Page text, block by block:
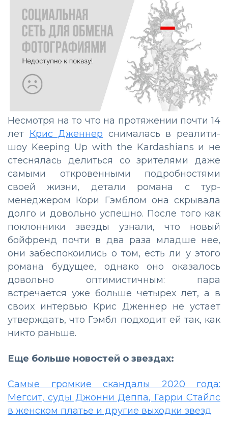
Несмотря на то что на протяжении почти 14
лет Крис Дженнер снималась в реалити-
шоу Keeping Up with the Kardashians и не
стеснялась делиться со зрителями даже
самыми откровенными подробностями
своей жизни, детали романа с тур-
менеджером Кори Гэмблом она скрывала
долго и довольно успешно. После того как
поклонники звезды узнали, что новый
бойфренд почти в два раза младше нее,
они забеспокоились о том, есть ли у этого
романа будущее, однако оно оказалось
довольно оптимистичным: пара
встречается уже больше четырех лет, а в
своих интервью Крис Дженнер не устает
утверждать, что Гэмбл подходит ей так, как
никто раньше.
Еще больше новостей о звездах:
Самые громкие скандалы 2020 года:
Мегсит, суды Джонни Деппа, Гарри Стайлс
в женском платье и другие выходки звезд